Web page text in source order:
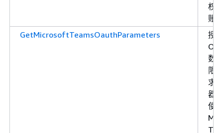
权
账
GetMicrosoftTeamsOauthParameters
授
数
限
求
器
使